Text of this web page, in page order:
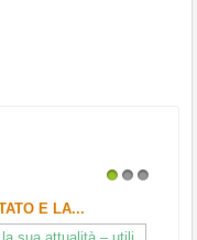
E LA...